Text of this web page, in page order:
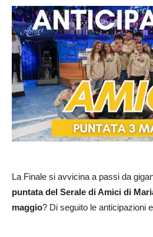
La Finale si avvicina a passi da
puntata del Serale di Amici di
maggio? Di seguito le anticipazioni